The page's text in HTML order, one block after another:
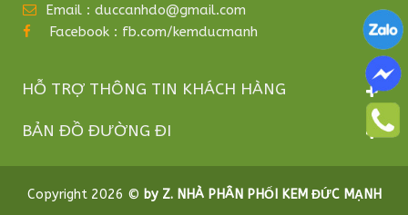
Email : duccanhdo@gmail.com
Facebook : fb.com/kemducmanh
HỖ TRỢ THÔNG TIN KHÁCH HÀNG
BẢN ĐỒ ĐƯỜNG ĐI
Copyright 2026 © by Z. NHÀ PHÂN PHỐI KEM ĐỨC MẠNH